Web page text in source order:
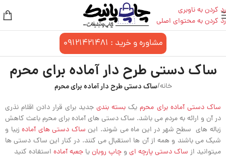
رد کردن به ناوبری
رد کردن به محتوای اصلی
مشاوره و خرید : 09121421481
ساک دستی طرح دار آماده برای محرم
خانه/ساک دستی طرح دار آماده برای محرم
ساک دستی آماده برای محرمیک بسته بندی جدید برای قرار دادن اقلام نذری
در آن و ارائه به مردم می باشد. ساک دستی های آماده برای محرم باعث کاهش
زباله های سطح شهر در این ماه می شوند. این ساک دستی های آمادهزیبا و
شیک می باشند و همه از آن ها استقبال می کنند. در کنار این ساک دستی ها
میتوانید از ساک دستی پارچه ای و چاپ روبانیا جعبه آماده استفاده کنید